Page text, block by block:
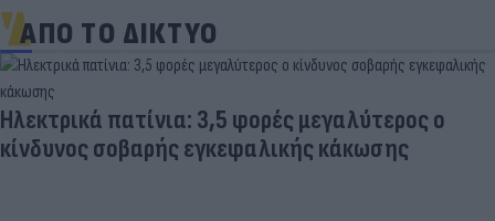
ΑΠΟ ΤΟ ΔΙΚΤΥΟ
Ηλεκτρικά πατίνια: 3,5 φορές μεγαλύτερος ο
κίνδυνος σοβαρής εγκεφαλικής κάκωσης